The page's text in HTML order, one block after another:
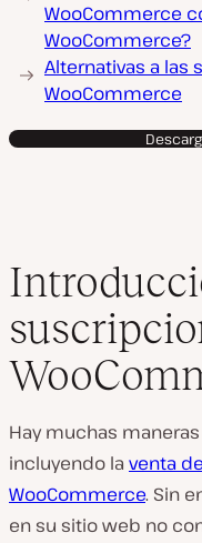
WooCommerce
WooCommerce?
Alternativas a las
WooCommerce
Hay muchas
incluyendo la venta
WooCommerce. Sin
en su sitio web no